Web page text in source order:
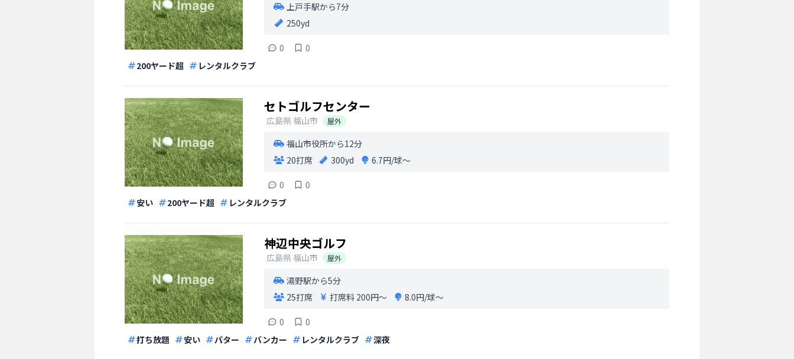
上戸手駅から7分
250yd
0
0
200ヤード超
レンタルクラブ
セトゴルフセンター
広島県 福山市 屋外
福山市役所から12分
20打席
300yd 6.7円/球〜
0
0
安い
200ヤード超 レンタルクラブ
神辺中央ゴルフ
広島県 福山市 屋外
湯野駅から5分
25打席
打席料 200円〜 8.0円/球〜
0
0
打ち放題
安い パター バンカー レンタルクラブ 深夜